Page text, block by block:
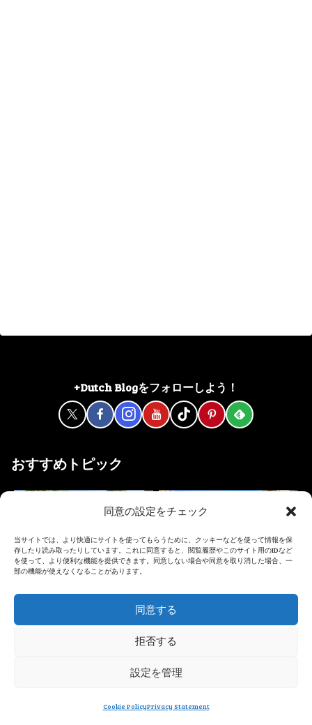
同意の設定をチェック
当サイトでは、より快適にサイトを使ってもらうために、クッキーなどを使って情報を保
存したり読み取ったりしています。これに同意すると、閲覧履歴やこのサイト用のIDなど
を使って、より便利な機能を提供できます。同意しない場合や同意を取り消した場合、一
部の機能が使えなくなることがあります。
同意する
拒否する
設定を管理
Cookie PolicyPrivacy Statement
+Dutch Blogをフォローしよう！
おすすめトピック
ルと古都
ワーカーペット
ヨーロッパの美しい
オランダに泊まろう
オランダ観光情報ま
日本のお医者さんに